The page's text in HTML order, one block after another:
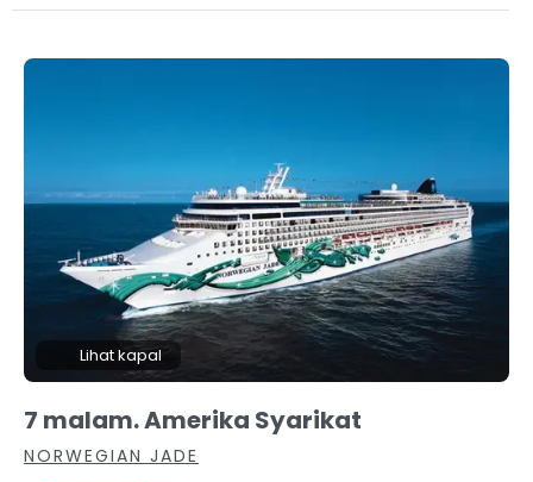
Lihat kapal
7 malam. Amerika Syarikat
NORWEGIAN JADE